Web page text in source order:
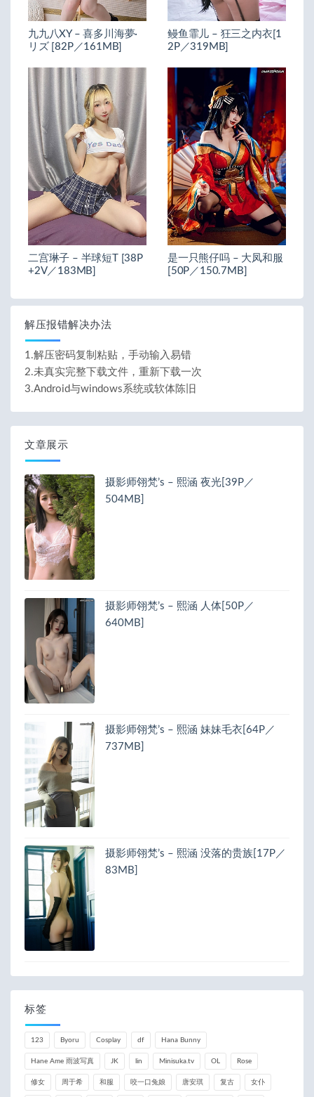
九九八XY – 喜多川海夢·
リズ [82P／161MB]
鳗鱼霏儿 – 狂三之内衣[1
2P／319MB]
二宫琳子 – 半球短T [38P
+2V／183MB]
是一只熊仔吗 – 大凤和服
[50P／150.7MB]
解压报错解决办法
1.解压密码复制粘贴，手动输入易错
2.未真实完整下载文件，重新下载一次
3.Android与windows系统或软体陈旧
文章展示
摄影师翎梵’s – 熙涵 夜光[39P／
504MB]
摄影师翎梵’s – 熙涵 人体[50P／
640MB]
摄影师翎梵’s – 熙涵 妹妹毛衣[64P／
737MB]
摄影师翎梵’s – 熙涵 没落的贵族[17P／
83MB]
标签
123 Byoru Cosplay df Hana Bunny
Hane Ame 雨波写真 JK lin Minisuka.tv OL Rose
修女 周于希 和服 咬一口兔娘 唐安琪 复古 女仆